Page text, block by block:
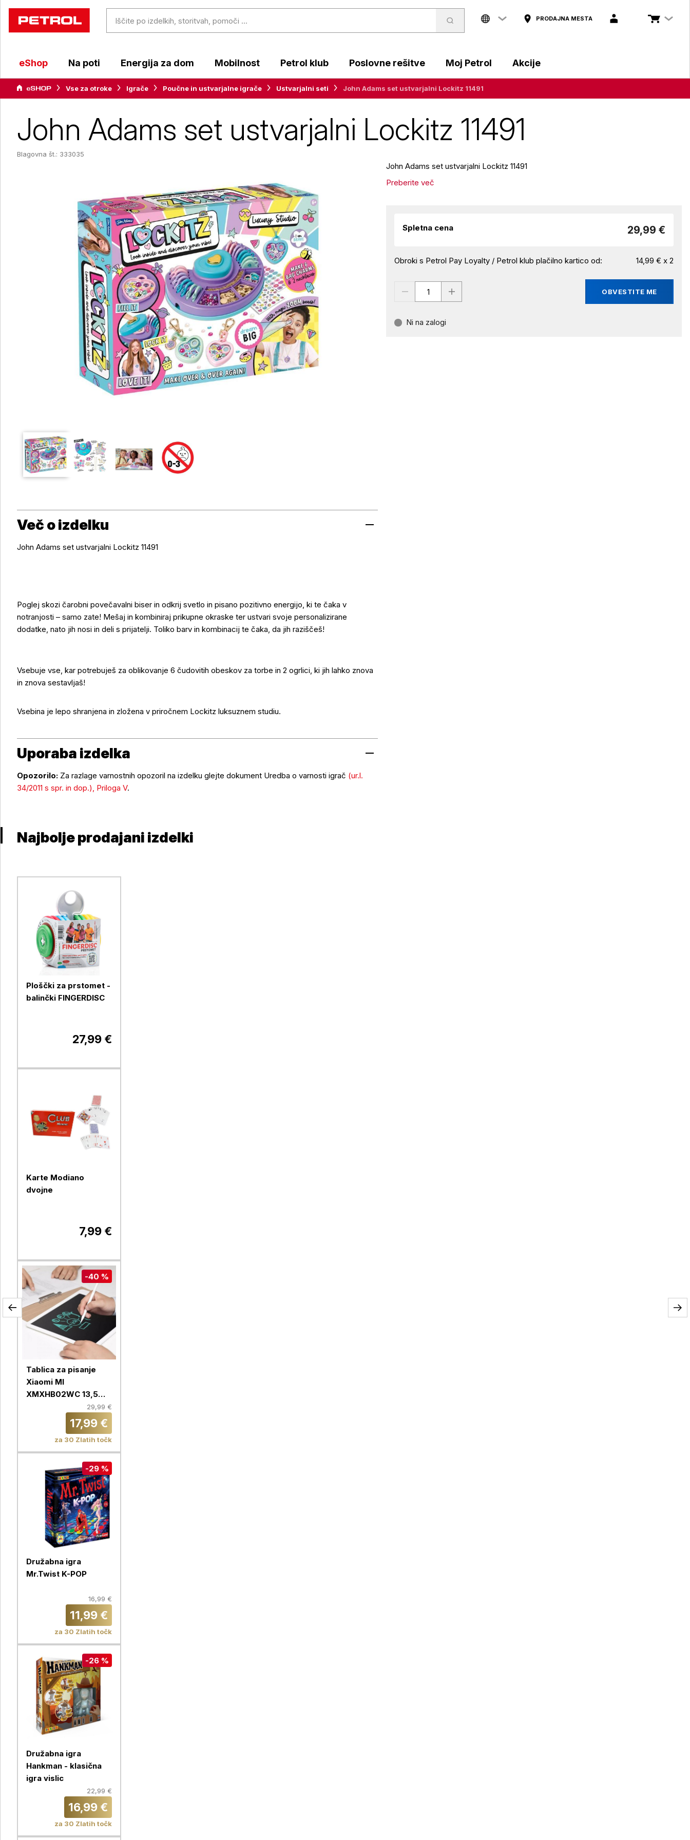
PRODAJNA MESTA
eShop Na poti Energija za dom Mobilnost Petrol klub Poslovne rešitve Moj Petrol Akcije
Vse za otroke Igrače Poučne in ustvarjalne igrače Ustvarjalni seti John Adams set ustvarjalni Lockitz 11491
John Adams set ustvarjalni Lockitz 11491
Blagovna št.: 333035
John Adams set ustvarjalni Lockitz 11491
Preberite več
Spletna cena 29,99 €
Obroki s Petrol Pay Loyalty / Petrol klub plačilno kartico od: 14,99 € x 2
OBVESTITE ME
Ni na zalogi
Več o izdelku
Več o izdelku
John Adams set ustvarjalni Lockitz 11491
Poglej skozi čarobni povečavalni biser in odkrij svetlo in pisano pozitivno energijo, ki te čaka v
notranjosti – samo zate! Mešaj in kombiniraj prikupne okraske ter ustvari svoje personalizirane
dodatke, nato jih nosi in deli s prijatelji. Toliko barv in kombinacij te čaka, da jih raziščeš!
Vsebuje vse, kar potrebuješ za oblikovanje 6 čudovitih obeskov za torbe in 2 ogrlici, ki jih lahko znova
in znova sestavljaš!
Vsebina je lepo shranjena in zložena v priročnem Lockitz luksuznem studiu.
Uporaba izdelka
Uporaba izdelka
Opozorilo: Za razlage varnostnih opozoril na izdelku glejte dokument Uredba o varnosti igrač (ur.l.
34/2011 s spr. in dop.), Priloga V.
Najbolje prodajani izdelki
Ploščki za prstomet -
balinčki FINGERDISC
27,99 €
Karte Modiano
dvojne
7,99 €
-40 %
Tablica za pisanje
Xiaomi MI
XMXHB02WC 13,5
29,99 €
17,99 €
za 30 Zlatih točk
-29 %
Družabna igra
Mr.Twist K-POP
16,99 €
11,99 €
za 30 Zlatih točk
-26 %
Družabna igra
Hankman - klasična
igra vislic
22,99 €
16,99 €
za 30 Zlatih točk